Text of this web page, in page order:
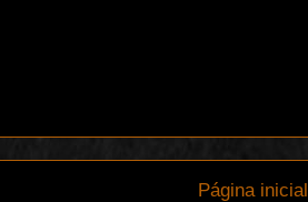
Página inicial